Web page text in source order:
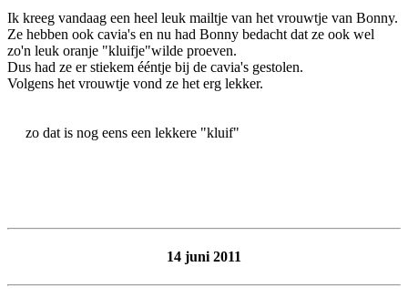
Ik kreeg vandaag een heel leuk mailtje van het vrouwtje van Bonny.
Ze hebben ook cavia's en nu had Bonny bedacht dat ze ook wel
zo'n leuk oranje "kluifje"wilde proeven.
Dus had ze er stiekem ééntje bij de cavia's gestolen.
Volgens het vrouwtje vond ze het erg lekker.
zo dat is nog eens een lekkere "kluif"
14 juni 2011